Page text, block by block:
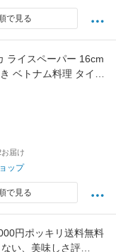
で見る
ライスペーパー 16cm
ベトナム料理 タイ料
届け
ップ
で見る
円ポッキリ送料無料
い、美味しさ評